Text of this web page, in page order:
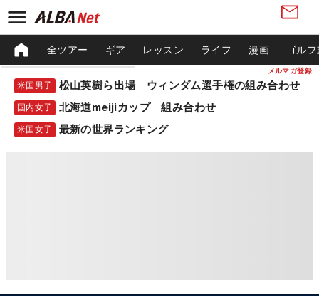
メルマガ登録
全ツアー ギア レッスン ライフ 漫画 ゴル
米国男子 松山英樹ら出場 ウィンダム選手権の組み合わせ
国内女子 北海道meijiカップ 組み合わせ
米国女子 最新の世界ランキング